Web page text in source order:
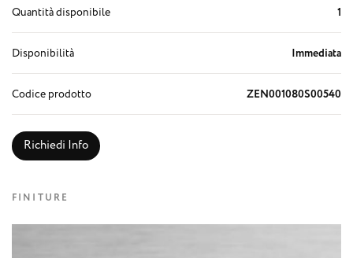
Quantità disponibile 1
Disponibilità Immediata
Codice prodotto ZEN001080S00540
Richiedi Info
FINITURE